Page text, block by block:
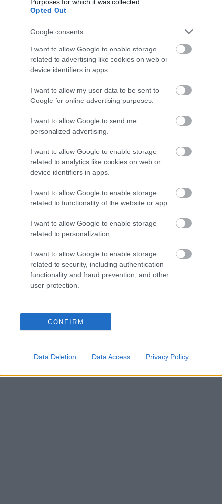
Purposes for which it was collected.
Opted Out
Google consents
I want to allow Google to enable storage
related to advertising like cookies on web or
device identifiers in apps.
I want to allow my user data to be sent to
Google for online advertising purposes.
I want to allow Google to send me
personalized advertising.
I want to allow Google to enable storage
related to analytics like cookies on web or
device identifiers in apps.
I want to allow Google to enable storage
related to functionality of the website or app.
I want to allow Google to enable storage
related to personalization.
I want to allow Google to enable storage
related to security, including authentication
functionality and fraud prevention, and other
user protection.
CONFIRM
Data Deletion Data Access Privacy Policy